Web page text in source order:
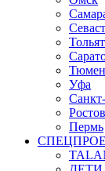
Уфа
Пермь